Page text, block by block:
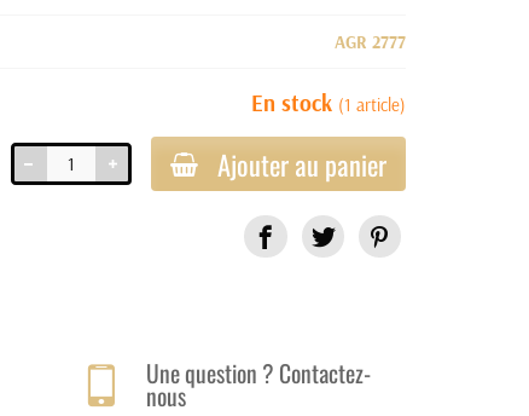
AGR 2777
En stock (1 article)
Ajouter au panier
Une question ? Contactez-
nous